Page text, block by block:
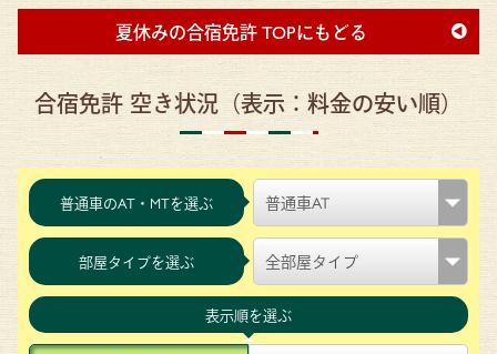
夏休みの合宿免許 TOPにもどる
合宿免許 空き状況（表示：料金の安い順）
普通車のAT・MTを選ぶ
部屋タイプを選ぶ
表示順を選ぶ